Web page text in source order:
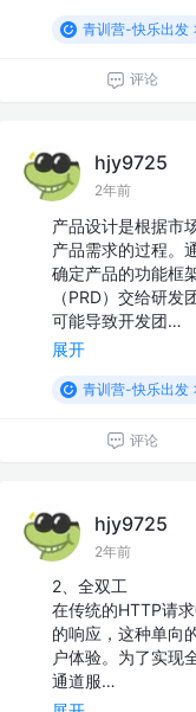
青训营-快乐出发
评论
hjy9725
2年前
产品设计是根据市
产品需求的过程。
确定产品的功能框
（PRD）交给研
可能导致开发团…
展开
青训营-快乐出发
评论
hjy9725
2年前
2、全双工
在传统的HTTP请
的响应，这种单向
户体验。为了实现
通道服…